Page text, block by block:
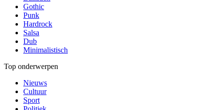
Gothic
Punk
Hardrock
Salsa
Dub
Minimalistisch
Top onderwerpen
Nieuws
Cultuur
Sport